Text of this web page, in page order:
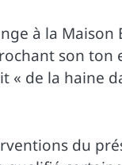
à la
son
« de la haine
du